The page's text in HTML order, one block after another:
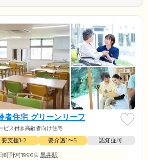
者住宅 グリーンリーフ
ビス付き高齢者向け住宅
要支援1•2 要介護1〜5
認知症可
町野村1996
黒井駅